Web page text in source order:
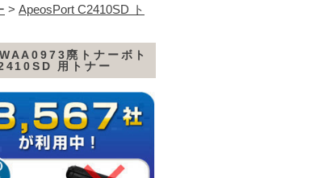
> ApeosPort C2410SD ト
廃トナーボト
用トナー